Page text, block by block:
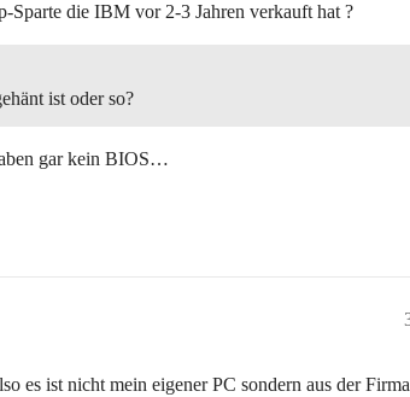
Sparte die IBM vor 2-3 Jahren verkauft hat ?
ist oder so?
gar kein BIOS…
es ist nicht mein eigener PC sondern aus der